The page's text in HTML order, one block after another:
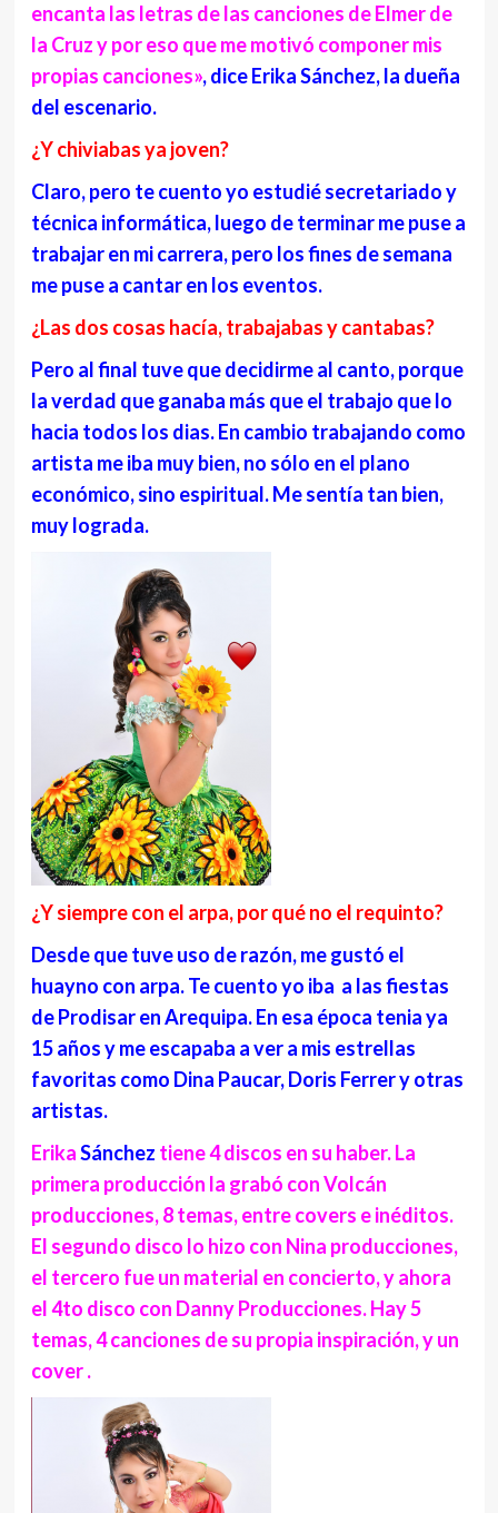
encanta las letras de las canciones de Elmer de
la Cruz y por eso que me motivó componer mis
propias canciones», dice Erika Sánchez, la dueña
del escenario.
¿Y chiviabas ya joven?
Claro, pero tecuentoyo estudié secretariado y
técnica informática, luego de terminar me puse a
trabajar en mi carrera, pero los fines de semana
me puse a cantar en los eventos.
¿Las dos cosas hacía, trabajabas y cantabas?
Pero al final tuve que decidirme al canto, porque
la verdad que ganaba más que el trabajo que lo
hacia todos los dias. En cambio trabajando como
artista me iba muy bien, no sólo en el plano
económico, sino espiritual. Mesentía tan bien,
muy lograda.
¿Y siempre con el arpa, por qué no el requinto?
Desde que tuve uso de razón, me gustó el
huayno con arpa. Te cuento yo iba a las fiestas
de Prodisar en Arequipa. En esa época tenia ya
15 años y me escapaba a ver a mis estrellas
favoritas como Dina Paucar, Doris Ferrer y otras
artistas.
ErikaSánchez tiene 4 discos en su haber. La
primera producción la grabó con Volcán
producciones, 8 temas, entre covers e inéditos.
El segundo disco lo hizo con Nina producciones,
el tercero fue un material en concierto, y ahora
el 4to disco con Danny Producciones. Hay 5
temas, 4 canciones de su propia inspiración, y un
cover .